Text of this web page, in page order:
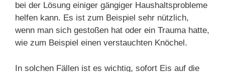
bei der Lösung einiger gängiger Haushaltsprobleme
helfen kann. Es ist zum Beispiel sehr nützlich,
wenn man sich gestoßen hat oder ein Trauma hatte,
wie zum Beispiel einen verstauchten Knöchel.
In solchen Fällen ist es wichtig, sofort Eis auf die